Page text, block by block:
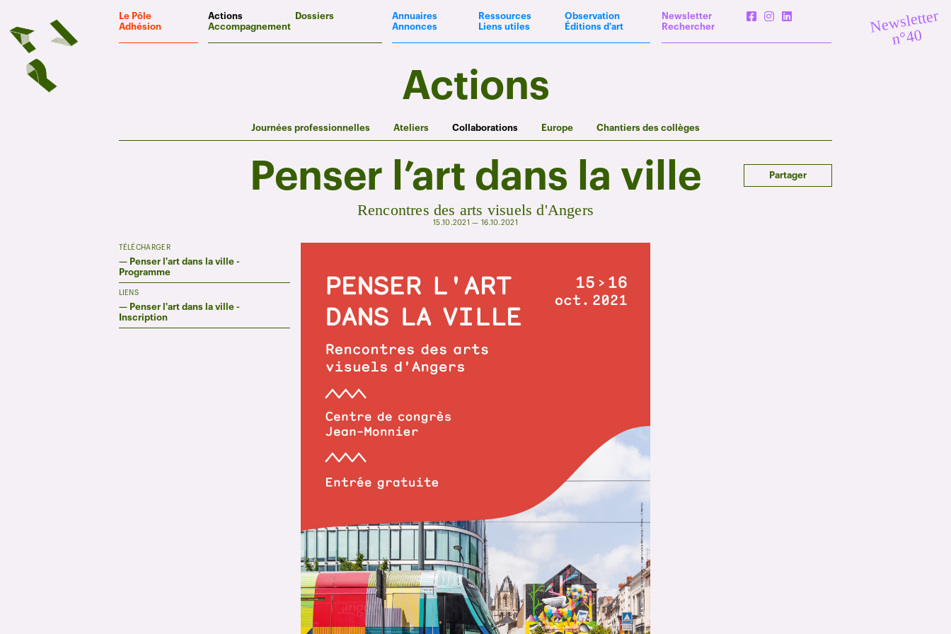
Newsletter
n°40
Le Pôle
Adhésion
Actions
Accompagnement
Dossiers
Annuaires
Annonces
Ressources
Liens utiles
Observation
Éditions d'art
Newsletter
Rechercher
Actions
Journées professionnelles Ateliers Collaborations Europe Chantiers des collèges
Partager
Penser l’art dans la ville
Rencontres des arts visuels d'Angers
15.10.2021 — 16.10.2021
TÉLÉCHARGER
— Penser l'art dans la ville -
Programme
LIENS
— Penser l'art dans la ville -
Inscription